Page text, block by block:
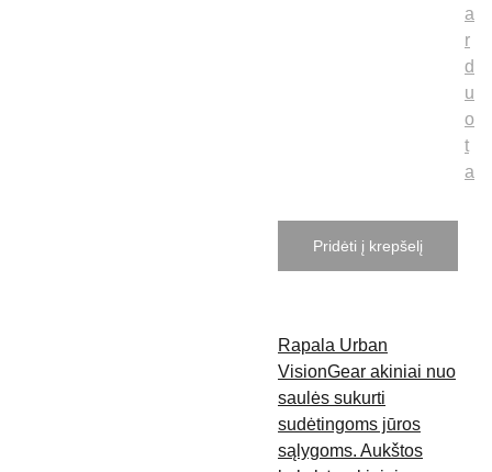
a
r
d
u
o
t
a
Pridėti į krepšelį
Rapala Urban
VisionGear akiniai nuo
saulės sukurti
sudėtingoms jūros
sąlygoms. Aukštos